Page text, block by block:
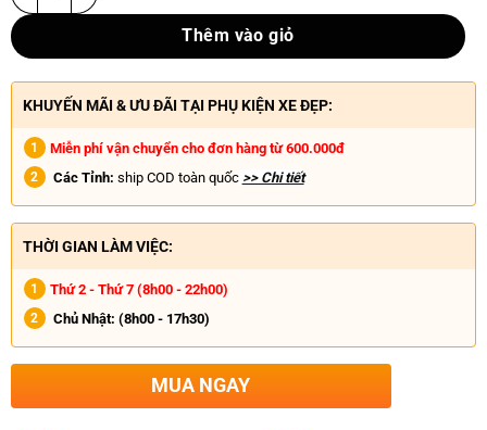
Thêm vào giỏ
KHUYẾN MÃI & ƯU ĐÃI TẠI PHỤ KIỆN XE ĐẸP:
Miễn phí vận chuyển cho đơn hàng từ 600.000đ
Các Tỉnh: ship COD toàn quốc >> Chi tiết
THỜI GIAN LÀM VIỆC:
Thứ 2 - Thứ 7 (8h00 - 22h00)
Chủ Nhật: (8h00 - 17h30)
MUA NGAY